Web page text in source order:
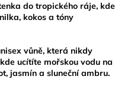
do tropického ráje, kde
kokos a tóny
vůně, která nikdy
ucítíte mořskou vodu na
jasmín a sluneční ambru.